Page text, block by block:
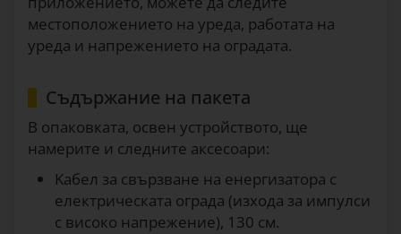
местоположението на уреда, работата на
уреда и напрежението на оградата.
Съдържание на пакета
В опаковката, освен устройството, ще
намерите и следните аксесоари:
Kабел за свързване на енергизатора с
електрическата ограда (изхода за импулси
с високо напрежение), 130 см.